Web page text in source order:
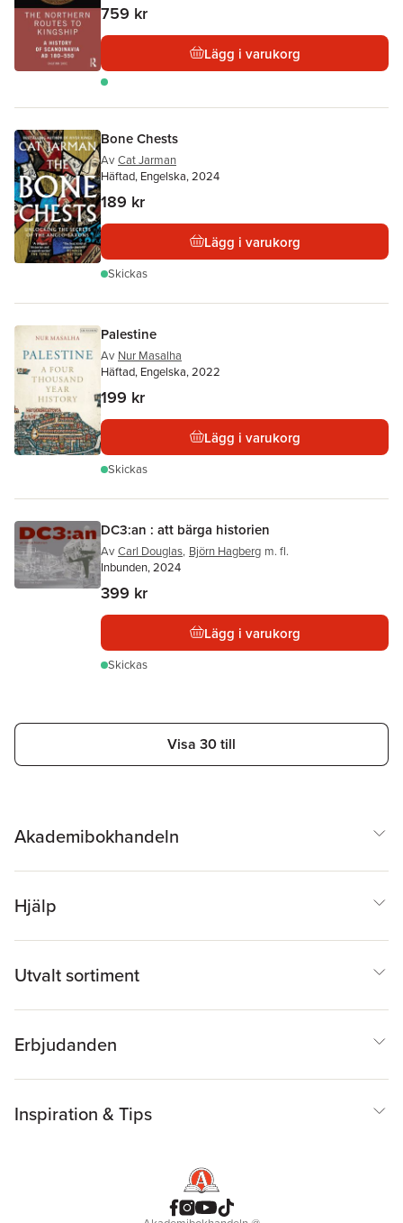
759 kr
Lägg i varukorg
Bone Chests
Av Cat Jarman
Häftad, Engelska, 2024
189 kr
Lägg i varukorg
Skickas
Palestine
Av Nur Masalha
Häftad, Engelska, 2022
199 kr
Lägg i varukorg
Skickas
DC3:an : att bärga historien
Av Carl Douglas, Björn Hagberg m. fl.
Inbunden, 2024
399 kr
Lägg i varukorg
Skickas
Visa 30 till
Akademibokhandeln
Hjälp
Utvalt sortiment
Erbjudanden
Inspiration & Tips